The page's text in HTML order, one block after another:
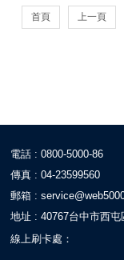
首頁 上一頁
電話 : 0800-5000-86
傳真 : 04-23599560
郵箱 :
地址 : 40767台中市西
線上刷卡處：